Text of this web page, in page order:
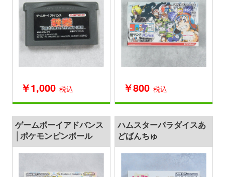
￥1,000 税込 ￥800 税込
ゲームボーイアドバンス
│ポケモンピンボール
ハムスターパラダイスあ
どばんちゅ